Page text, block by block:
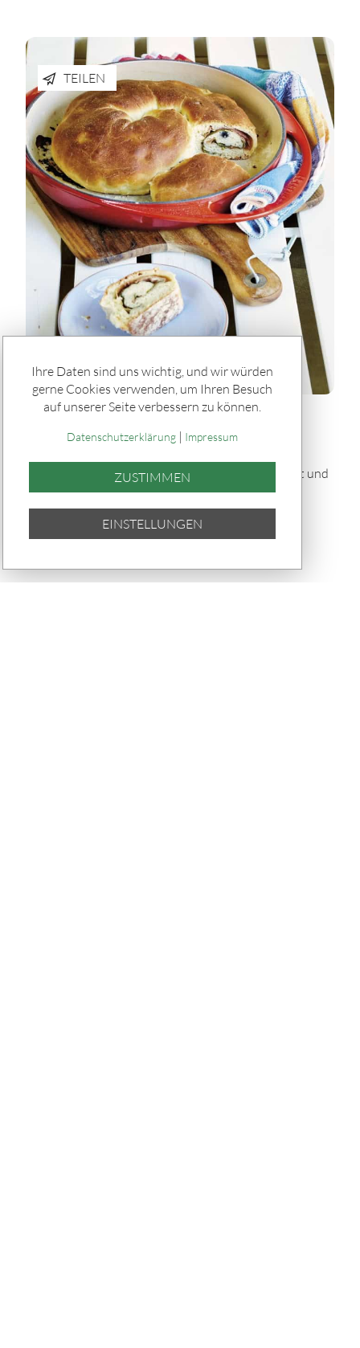
TEILEN
Rätseln & Service / Rezepte
Gefülltes Brot "Tortano" vom Grill
Dieses gefüllte Brot „Tortano“ vom Grill ist herzhaft und
saftig: Ein fluffiger Hefeteig umhüllt Pesto,
gebacken und perfekt für Grillabende.
Ihre Daten sind uns wichtig, und wir würden
gerne Cookies verwenden, um Ihren Besuch
auf unserer Seite verbessern zu können.
Datenschutzerklärung| Impressum
ZUSTIMMEN
EINSTELLUNGEN